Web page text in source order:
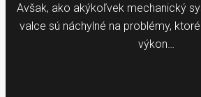
Avšak, ako akýkoľvek mechanický
valce sú náchylné na problémy,
výkon…